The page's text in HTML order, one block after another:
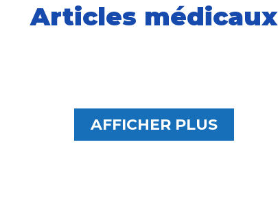
Articles médicaux
AFFICHER PLUS